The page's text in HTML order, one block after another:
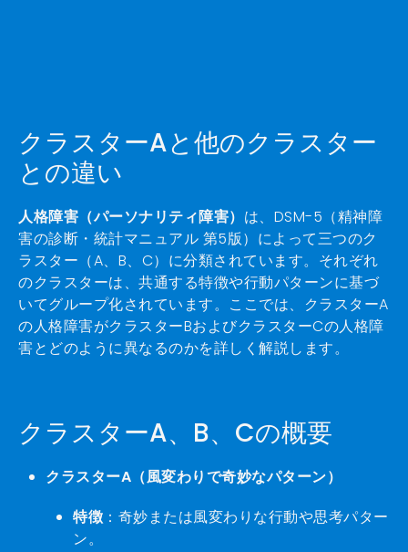
クラスターAと他のクラスター
との違い
人格障害（パーソナリティ障害） は、DSM-5（精神障
害の診断・統計マニュアル 第5版）によって三つのク
ラスター（A、B、C）に分類されています。それぞれ
のクラスターは、共通する特徴や行動パターンに基づ
いてグループ化されています。ここでは、クラスターA
の人格障害がクラスターBおよびクラスターCの人格障
害とどのように異なるのかを詳しく解説します。
クラスターA、B、Cの概要
クラスターA（風変わりで奇妙なパターン）
特徴 ：奇妙または風変わりな行動や思考パター
ン。